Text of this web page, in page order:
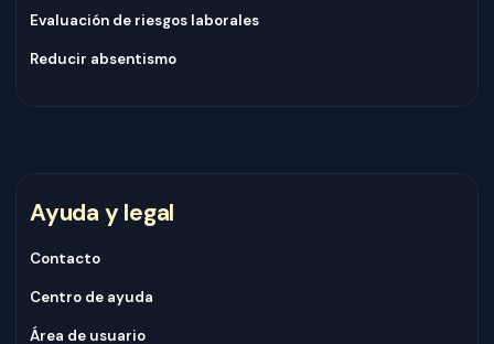
Evaluación de riesgos laborales
Reducir absentismo
Ayuda y legal
Contacto
Centro de ayuda
Área de usuario